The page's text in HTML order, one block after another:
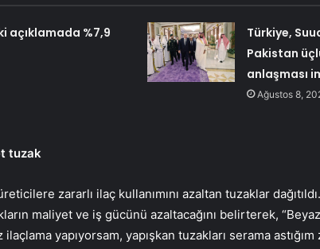
açıklamada %7,9
Türkiye,
Pakistan
anlaşması
Ağustos 8,
tuzak
zararlı ilaç kullanımını azaltan tuzaklar
maliyet ve iş gücünü azaltacağını belirterek,
yapıyorsam, yapışkan tuzakları serama astığım